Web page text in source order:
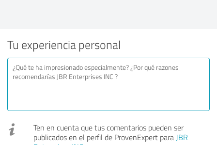
Tu experiencia personal
Ten en cuenta que tus comentarios pueden ser
publicados en el perfil de ProvenExpert para JBR